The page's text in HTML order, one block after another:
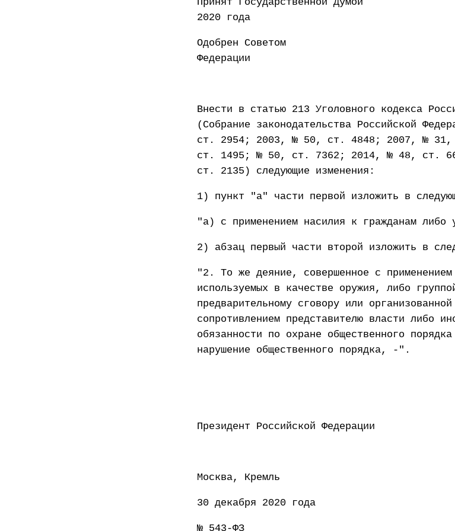
2020 года
Одобрен Советом
Федерации 25
Внести в статью 213 Уголовного кодекса
(Собрание законодательства Российской
ст. 2954; 2003, № 50, ст. 4848; 2007, №
ст. 1495; № 50, ст. 7362; 2014, № 48, ст.
ст. 2135) следующие изменения:
1) пункт "а" части первой изложить в
"а) с применением насилия к гражданам либо
2) абзац первый части второй изложить в
"2. То же деяние, совершенное с применением
используемых в качестве оружия, либо
предварительному сговору или
сопротивлением представителю власти либо
обязанности по охране общественного
нарушение общественного порядка, -".
Президент Российской
Москва, Кремль
30 декабря 2020 года
№ 543-ФЗ